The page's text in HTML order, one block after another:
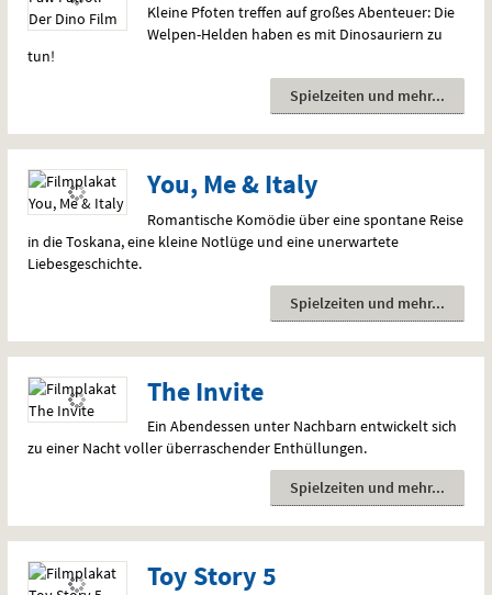
Kleine Pfoten treffen auf großes Abenteuer: Die
Welpen-Helden haben es mit Dinosauriern zu
tun!
Spielzeiten und mehr
You, Me & Italy
Romantische Komödie über eine spontane Reise
in die Toskana, eine kleine Notlüge und eine unerwartete
Liebesgeschichte.
Spielzeiten und mehr
The Invite
Ein Abendessen unter Nachbarn entwickelt sich
zu einer Nacht voller überraschender Enthüllungen.
Spielzeiten und mehr
Toy Story 5